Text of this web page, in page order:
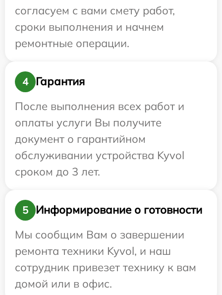
согласуем с вами смету работ,
сроки выполнения и начнем
ремонтные операции.
4
Гарантия
После выполнения всех работ и
оплаты услуги Вы получите
документ о гарантийном
обслуживании устройства Kyvol
сроком до 3 лет.
5
Информирование о готовности
Мы сообщим Вам о завершении
ремонта техники Kyvol, и наш
сотрудник привезет технику к вам
домой или в офис.